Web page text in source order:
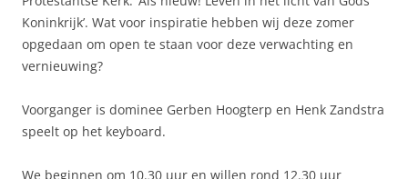
Koninkrijk’. Wat voor inspiratie hebben wij deze zomer
opgedaan om open te staan voor deze verwachting en
vernieuwing?
Voorganger is dominee Gerben Hoogterp en Henk Zandstra
speelt op het keyboard.
We beginnen om 10.30 uur en willen rond 12.30 uur